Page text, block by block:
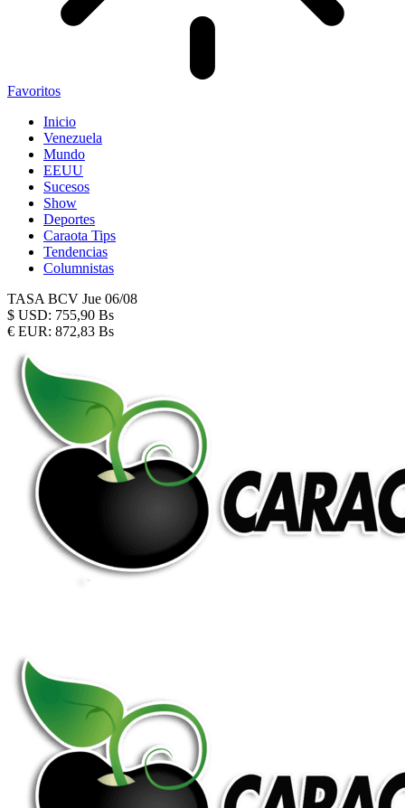
Favoritos
Inicio
Venezuela
Mundo
EEUU
Sucesos
Show
Deportes
Caraota Tips
Tendencias
Columnistas
TASA BCV Jue 06/08
$ USD: 755,90 Bs
€ EUR: 872,83 Bs